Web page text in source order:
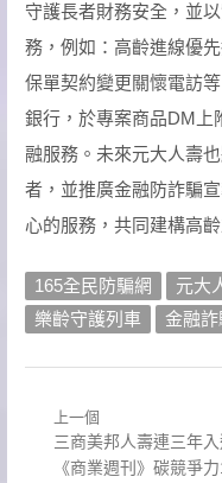
守護長者財務安全，並
務，例如：高齡進線優
保單契約變更關懷電訪
銀行，於專案商品DM上
融服務。未來元大人壽
者，並推廣金融防詐騙
心的服務，共同建構高
165全民防騙網 元大
樂齡守護列車
金融詐
上一個
Previous
post:
三商美邦人壽連三年
《商業週刊》碳競爭